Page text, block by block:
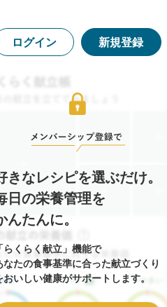
ログイン 新規登録
きなレシピを選ぶだけ。
日の栄養管理を
んたんに。
「らくらく献立」機能で
なたの食事基準に合った献立づくり
おいしい健康がサポートします。